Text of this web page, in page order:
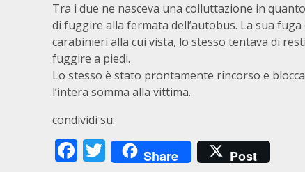
Tra i due ne nasceva una colluttazione in
di fuggire alla fermata dell’autobus. La sua
carabinieri alla cui vista, lo stesso tentava di
fuggire a piedi.
Lo stesso è stato prontamente rincorso e
l’intera somma alla vittima.
condividi su:
Facebook
Twitter
Share Post